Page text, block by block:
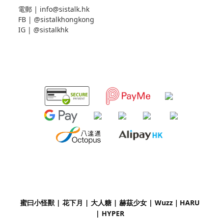
電郵 | info@sistalk.hk
FB | @sistalkhongkong
IG | @sistalkhk
蜜曰小怪獸 | 花下月 | 大人糖 | 赫茲少女 | Wuzz｜ HARU
| HYPER